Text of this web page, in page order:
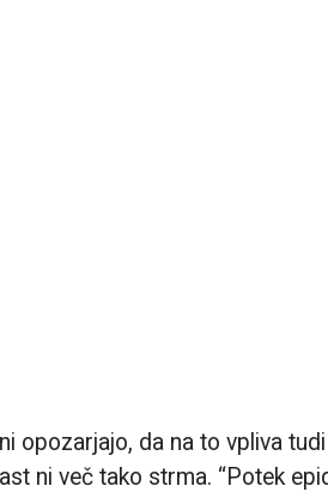
opozarjajo, da na to vpliva
ni več tako strma. “Potek